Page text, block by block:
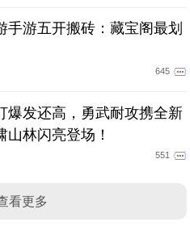
手游五开搬砖：藏宝阁最划
645
爆发还高，勇武耐攻携全新
山林闪亮登场！
551
看更多